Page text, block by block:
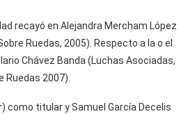
recayó en Alejandra Mercham López
Ruedas, 2005). Respecto a la o el
Chávez Banda (Luchas Asociadas,
Ruedas 2007).
como titular y Samuel García Decelis